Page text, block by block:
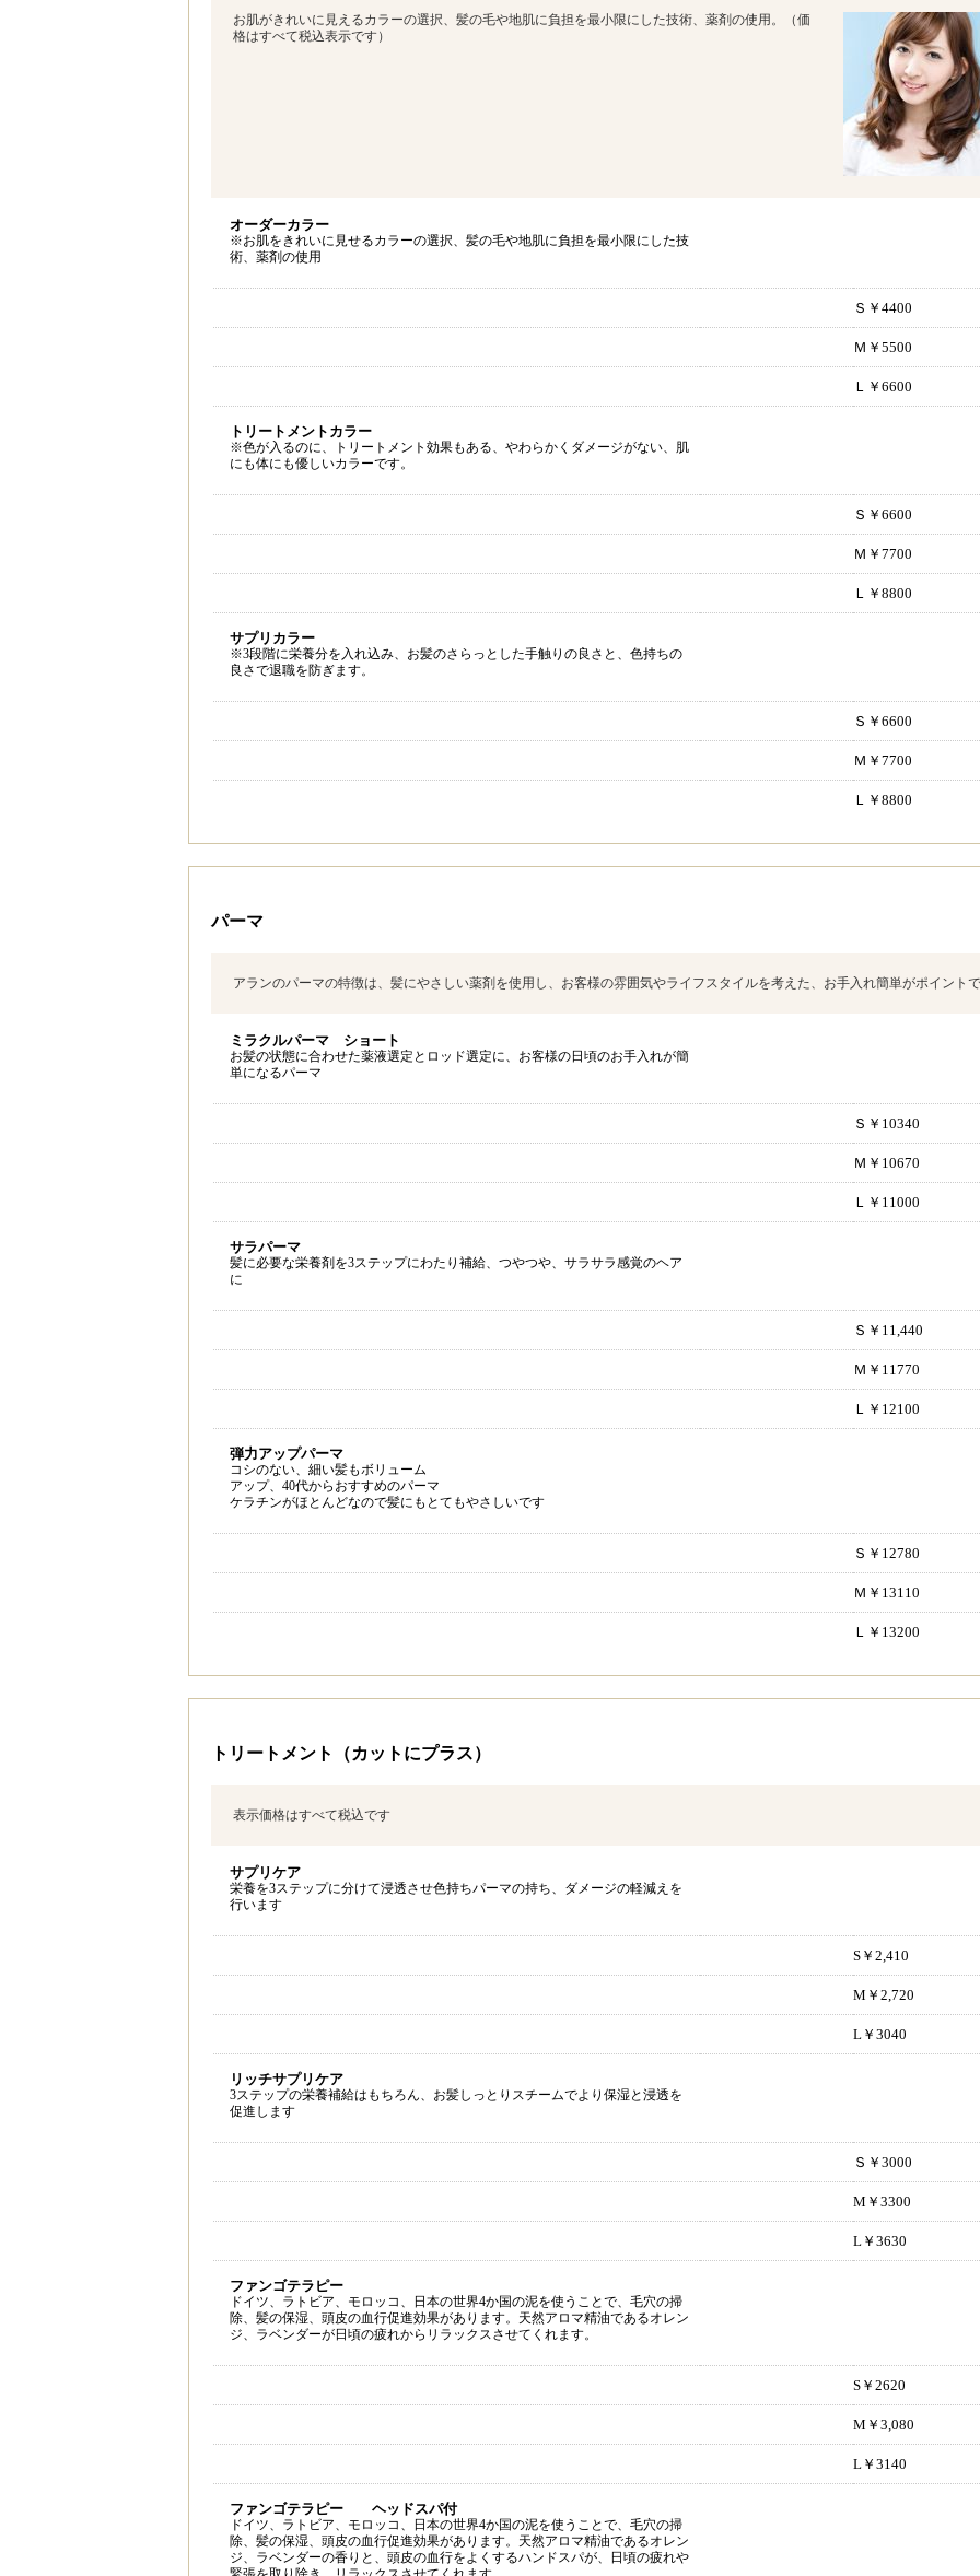
お肌がきれいに見えるカラーの選択、髪の毛や地肌に負担を最小限にした技術、薬剤の使用。（価
格はすべて税込表示です）
オーダーカラー
※お肌をきれいに見せるカラーの選択、髪の毛や地肌に負担を最小限にした技
術、薬剤の使用
Ｓ￥4400
Ｍ￥5500
Ｌ￥6600
トリートメントカラー
※色が入るのに、トリートメント効果もある、やわらかくダメージがない、肌
にも体にも優しいカラーです。
Ｓ￥6600
Ｍ￥7700
Ｌ￥8800
サプリカラー
※3段階に栄養分を入れ込み、お髪のさらっとした手触りの良さと、色持ちの
良さで退職を防ぎます。
Ｓ￥6600
Ｍ￥7700
Ｌ￥8800
パーマ
アランのパーマの特徴は、髪にやさしい薬剤を使用し、お客様の雰囲気やライフスタイルを考えた、お手入れ簡単がポイント
ミラクルパーマ ショート
お髪の状態に合わせた薬液選定とロッド選定に、お客様の日頃のお手入れが簡
単になるパーマ
Ｓ￥10340
Ｍ￥10670
Ｌ￥11000
サラパーマ
髪に必要な栄養剤を3ステップにわたり補給、つやつや、サラサラ感覚のヘア
に
Ｓ￥11,440
Ｍ￥11770
Ｌ￥12100
弾力アップパーマ
コシのない、細い髪もボリューム
アップ、40代からおすすめのパーマ
ケラチンがほとんどなので髪にもとてもやさしいです
Ｓ￥12780
Ｍ￥13110
Ｌ￥13200
トリートメント（カットにプラス）
表示価格はすべて税込です
サプリケア
栄養を3ステップに分けて浸透させ色持ちパーマの持ち、ダメージの軽減えを
行います
S￥2,410
M￥2,720
L￥3040
リッチサプリケア
3ステップの栄養補給はもちろん、お髪しっとりスチームでより保湿と浸透を
促進します
Ｓ￥3000
M￥3300
L￥3630
ファンゴテラピー
ドイツ、ラトビア、モロッコ、日本の世界4か国の泥を使うことで、毛穴の掃
除、髪の保湿、頭皮の血行促進効果があります。天然アロマ精油であるオレン
ジ、ラベンダーが日頃の疲れからリラックスさせてくれます。
S￥2620
M￥3,080
L￥3140
ファンゴテラピー ヘッドスパ付
ドイツ、ラトビア、モロッコ、日本の世界4か国の泥を使うことで、毛穴の掃
除、髪の保湿、頭皮の血行促進効果があります。天然アロマ精油であるオレン
ジ、ラベンダーの香りと、頭皮の血行をよくするハンドスパが、日頃の疲れや